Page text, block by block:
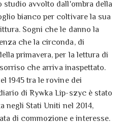
studio avvolto dall'ombra della
bianco per coltivare la sua
Sogni che le danno la
che la circonda, di
primavera, per la lettura di
che arriva inaspettato.
1945 tra le rovine dei
di Rywka Lip-szyc è stato
negli Stati Uniti nel 2014,
di commozione e interesse.